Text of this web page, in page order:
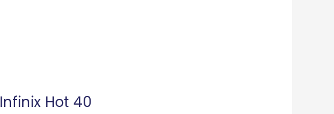
Infinix Hot 40